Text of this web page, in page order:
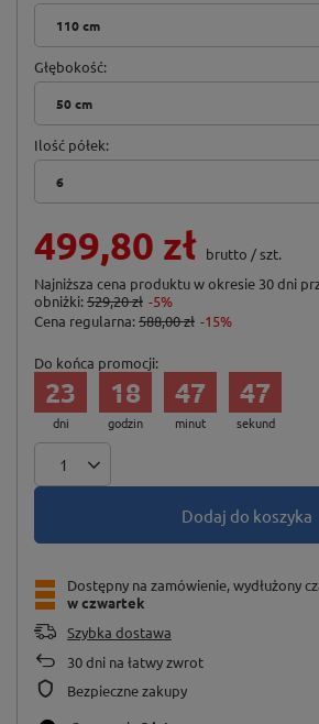
110 cm
Głębokość
50 cm
Ilość półek
6
499,80 zł brutto /szt.
Najniższa cena produktu w okresie 30 dni
obniżki:529,20 zł -5%
Cena regularna:588,00 zł -15%
Do końca promocji:
dni
23
godzin
18
minut
47
sekund
47
Dodaj do koszyka
Dostępny na zamówienie, wydłużony
w czwartek
Szybka dostawa
30dni na łatwy zwrot
Bezpieczne zakupy